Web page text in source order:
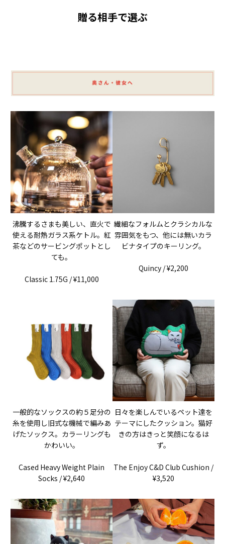
贈る相手で選ぶ
沸騰するさまも美しい、直火で
使える耐熱ガラス系ケトル。紅
茶などのサービングポットとし
ても。
Classic 1.75G / ¥11,000
繊細なフォルムとクラシカルな
雰囲気をもつ、他には無いカラ
ビナタイプのキーリング。
Quincy / ¥2,200
一般的なソックスの約５足分の
糸を使用し旧式な機械で編みあ
げたソックス。カラーリングも
かわいい。
Cased Heavy Weight Plain
Socks / ¥2,640
日々を楽しんでいるペット達を
テーマにしたクッション。猫好
きの方はきっと笑顔になるは
ず。
The Enjoy C&D Club Cushion /
¥3,520